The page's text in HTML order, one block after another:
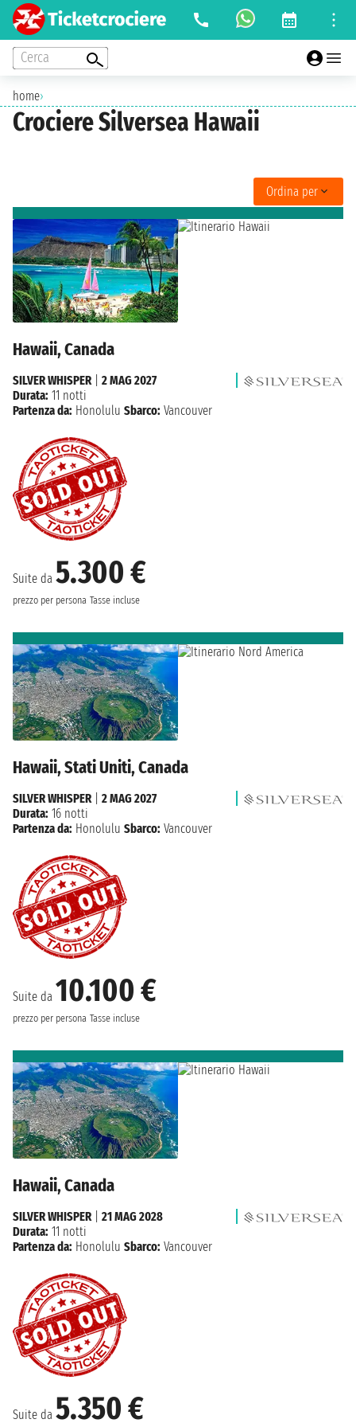
Cerca
home›
Crociere Silversea Hawaii
Ordina per
Hawaii, Canada
Suite da 5.300 €
prezzo per persona Tasse incluse
SILVER WHISPER
2 MAG 2027
Durata: 11 notti
Partenza da: Honolulu Sbarco: Vancouver
Hawaii, Stati Uniti, Canada
Suite da 10.100 €
prezzo per persona Tasse incluse
SILVER WHISPER| 2 MAG 2027
Durata: 16 notti
Partenza da: Honolulu Sbarco: Vancouver
Hawaii, Canada
Suite da 5.350 €
SILVER WHISPER| 21 MAG 2028
Durata: 11 notti
Partenza da: Honolulu Sbarco: Vancouver